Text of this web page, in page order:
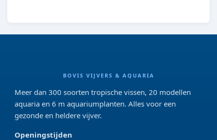
BOVIS VIJVERS & AQUARIA
Meer dan 300 soorten tropische vissen, 20 modellen
aquaria en 6 m aquariumplanten. Alles voor een
gezonde en heldere vijver.
Openingstijden